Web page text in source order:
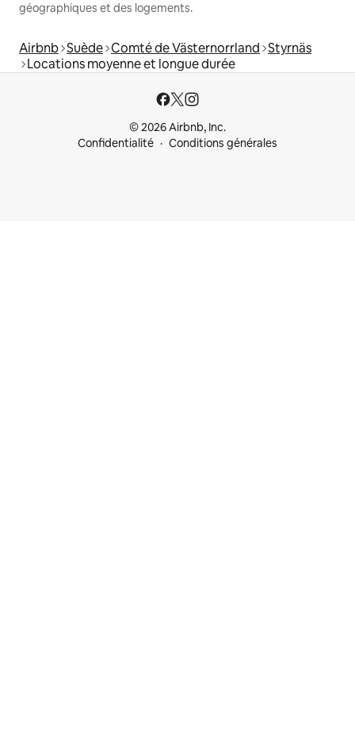
géographiques et des logements.
Airbnb Suède Comté de Västernorrland Styrnäs
Locations moyenne et longue durée
© 2026 Airbnb, Inc.
Confidentialité
Conditions générales